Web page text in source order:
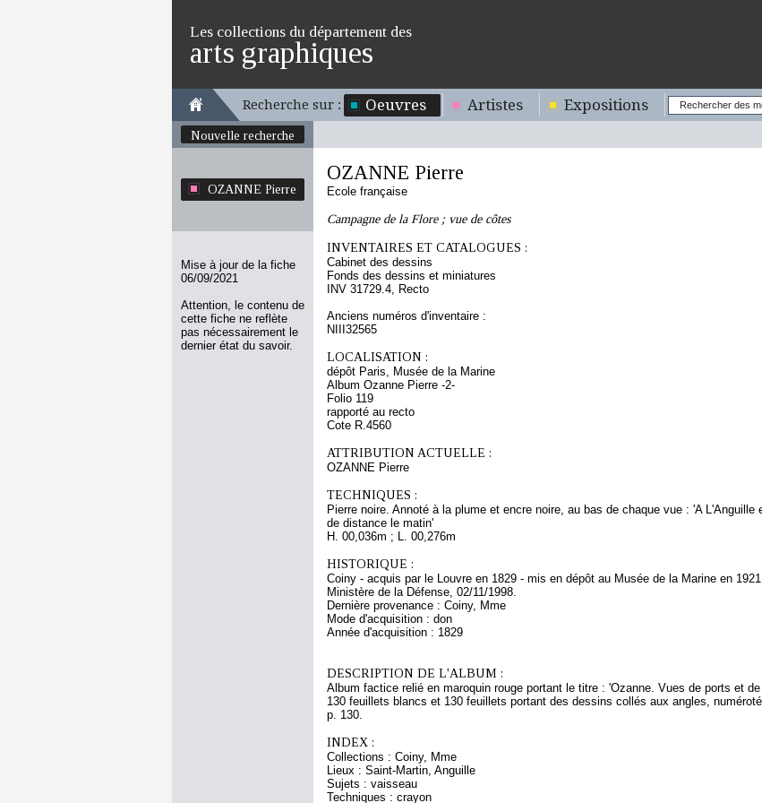
Les collections du département des
arts graphiques
Recherche sur : Oeuvres Artistes Expositions
Nouvelle recherche
OZANNE Pierre
Mise à jour de la fiche
06/09/2021
Attention, le contenu de
cette fiche ne reflète
pas nécessairement le
dernier état du savoir.
OZANNE Pierre
Ecole française
Campagne de la Flore ; vue de côtes
INVENTAIRES ET CATALOGUES :
Cabinet des dessins
Fonds des dessins et miniatures
INV 31729.4, Recto
Anciens numéros d'inventaire :
NIII32565
LOCALISATION :
dépôt Paris, Musée de la Marine
Album Ozanne Pierre -2-
Folio 119
rapporté au recto
Cote R.4560
ATTRIBUTION ACTUELLE :
OZANNE Pierre
TECHNIQUES :
Pierre noire. Annoté à la plume et encre noire, au bas de chaque vue : 'A
de distance le matin'
H. 00,036m ; L. 00,276m
HISTORIQUE :
Coiny - acquis par le Louvre en 1829 - mis en dépôt au Musée de la Marine en
Ministère de la Défense, 02/11/1998.
Dernière provenance : Coiny, Mme
Mode d'acquisition : don
Année d'acquisition : 1829
DESCRIPTION DE L'ALBUM :
Album factice relié en maroquin rouge portant le titre : 'Ozanne. Vues de ports et
130 feuillets blancs et 130 feuillets portant des dessins collés aux angles,
p. 130.
INDEX :
Collections : Coiny, Mme
Lieux : Saint-Martin, Anguille
Sujets : vaisseau
Techniques : crayon